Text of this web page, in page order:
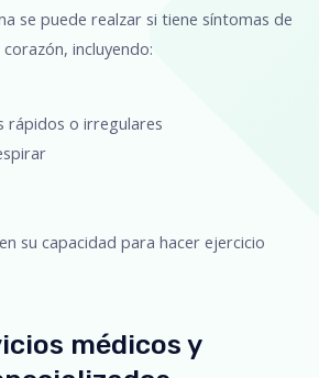
se puede realzar si tiene síntomas de
incluyendo:
rápidos o irregulares
su capacidad para hacer ejercicio
médicos y